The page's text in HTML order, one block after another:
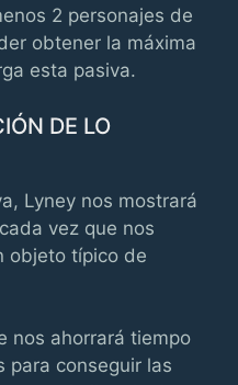
2 personajes de
obtener la máxima
esta pasiva.
DE LO
Lyney nos mostrará
vez que nos
objeto típico de
nos ahorrará tiempo
para conseguir las